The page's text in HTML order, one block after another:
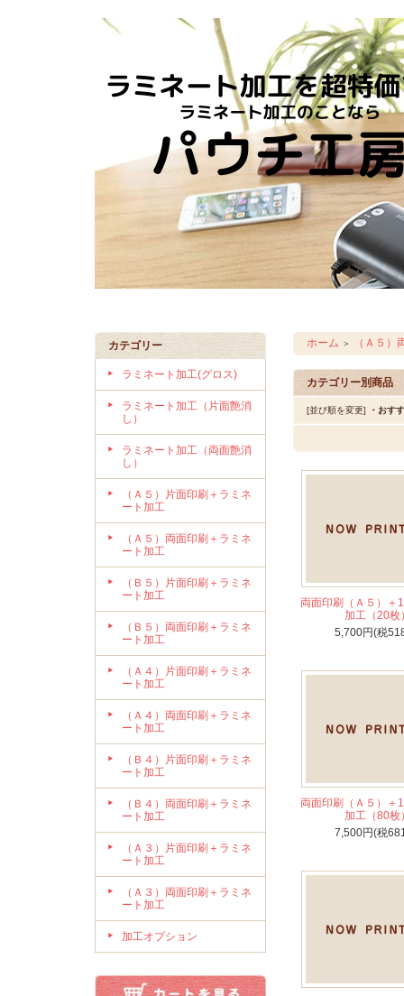
カテゴリー
ラミネート加工(グロス)
ラミネート加工（片面艶消
し）
ラミネート加工（両面艶消
し）
（Ａ５）片面印刷＋ラミネ
ート加工
（Ａ５）両面印刷＋ラミネ
ート加工
（Ｂ５）片面印刷＋ラミネ
ート加工
（Ｂ５）両面印刷＋ラミネ
ート加工
（Ａ４）片面印刷＋ラミネ
ート加工
（Ａ４）両面印刷＋ラミネ
ート加工
（Ｂ４）片面印刷＋ラミネ
ート加工
（Ｂ４）両面印刷＋ラミネ
ート加工
（Ａ３）片面印刷＋ラミネ
ート加工
（Ａ３）両面印刷＋ラミネ
ート加工
加工オプション
ホーム ＞ （Ａ５
カテゴリー別商品
[並び順を変更] ・おす
両面印刷（Ａ５）＋
加工（20枚
5,700円(税
両面印刷（Ａ５）＋
加工（80枚
7,500円(税